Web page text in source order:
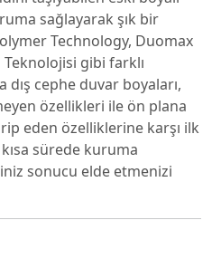
sağlayarak şık bir
Technology, Duomax
gibi farklı
cephe duvar boyaları,
özellikleri ile ön plana
eden özelliklerine karşı ilk
sürede kuruma
sonucu elde etmenizi